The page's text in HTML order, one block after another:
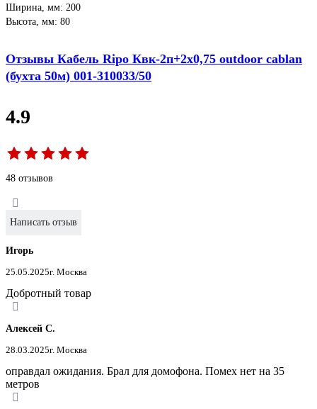
Ширина, мм: 200
Высота, мм: 80
Отзывы Кабель Ripo Квк-2п+2x0,75 outdoor cablan
(бухта 50м) 001-310033/50
4.9
48 отзывов
Написать отзыв
Игорь
25.05.2025г. Москва
Добротный товар
Алексей С.
28.03.2025г. Москва
оправдал ожидания. Брал для домофона. Помех нет на 35
метров